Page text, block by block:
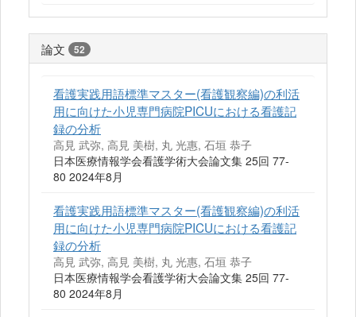
論文 52
看護実践用語標準マスター(看護観察編)の利活
用に向けた小児専門病院PICUにおける看護記
録の分析
高見 武弥, 高見 美樹, 丸 光惠, 石垣 恭子
日本医療情報学会看護学術大会論文集 25回 77-
80 2024年8月
看護実践用語標準マスター(看護観察編)の利活
用に向けた小児専門病院PICUにおける看護記
録の分析
高見 武弥, 高見 美樹, 丸 光惠, 石垣 恭子
日本医療情報学会看護学術大会論文集 25回 77-
80 2024年8月